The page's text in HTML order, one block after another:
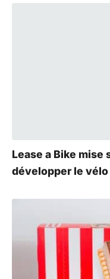
Lease a Bike mise
développer le vélo